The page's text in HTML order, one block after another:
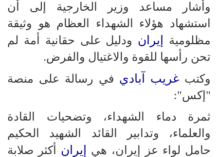
وأشار مساعد وزير الخارجية إلى أن
استشهاد هؤلاء الشهداء العظام هو وثيقة
مظلومية
إيران ودليل على حقانية أمة لم
تحن رأسها للقوة والاغتيال والفرض.
وكتب غريب آبادي في رسالة على منصة
"إكس":
ثمرة دماء الشهداء، وتضحيات القادة
والعلماء، وتدابير القائد الشهيد الحكيم
حامل لواء عز إيران، هي
إيران أكثر صلابة